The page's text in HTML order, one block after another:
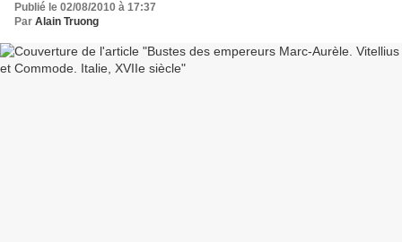
Publié le 02/08/2010 à 17:37
Par Alain Truong